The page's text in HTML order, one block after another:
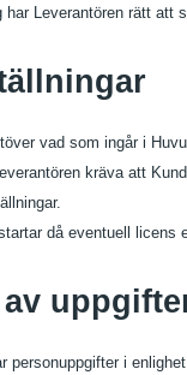
har Leverantören rätt
vad som ingår i
kräva att
då eventuell licens
personuppgifter i